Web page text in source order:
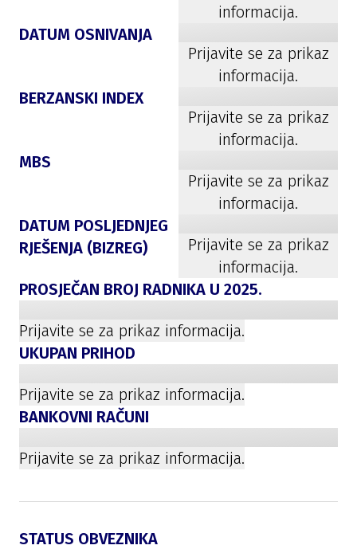
informacija.
DATUM OSNIVANJA
Prijavite se za prikaz
informacija.
BERZANSKI INDEX
Prijavite se za prikaz
informacija.
MBS
Prijavite se za prikaz
informacija.
DATUM POSLJEDNJEG
RJEŠENJA (BIZREG)
Prijavite se za prikaz
informacija.
PROSJEČAN BROJ RADNIKA U 2025.
Prijavite se za prikaz informacija.
UKUPAN PRIHOD
Prijavite se za prikaz informacija.
BANKOVNI RAČUNI
Prijavite se za prikaz informacija.
STATUS OBVEZNIKA